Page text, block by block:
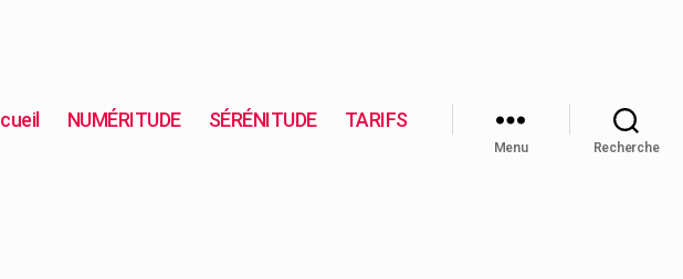
NUMÉRITUDE SÉRÉNITUDE TARIFS
Menu Recherche